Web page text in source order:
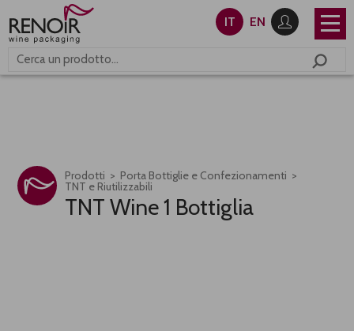
IT EN
Prodotti Porta Bottiglie e Confezionamenti
TNT e Riutilizzabili
TNT Wine 1 Bottiglia